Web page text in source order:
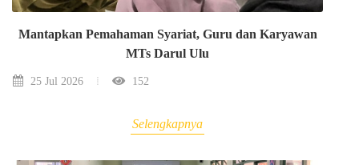
Mantapkan Pemahaman Syariat, Guru dan Karyawan
MTs Darul Ulu
25 Jul 2026 152
Selengkapnya